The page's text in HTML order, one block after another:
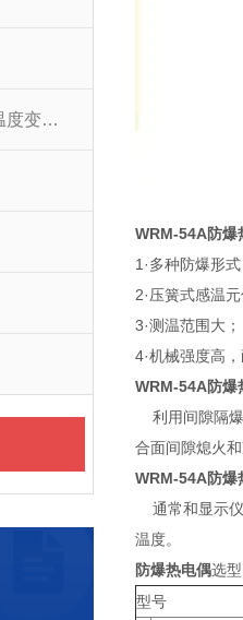
SBW系列带热电偶温度变送器
WRM-54A防爆
1·多种防爆形
2·压簧式感温
3·测温范围大；
4·机械强度高
WRM-54A防爆
利用间隙隔爆
合面间隙熄火
WRM-54A防爆
通常和显示仪
温度。
防爆热电偶选
型号